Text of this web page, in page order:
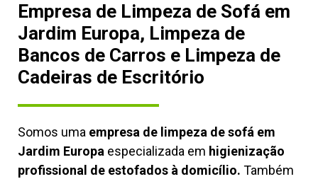
Empresa de Limpeza de Sofá em
Jardim Europa, Limpeza de
Bancos de Carros e Limpeza de
Cadeiras de Escritório
Somos uma empresa de limpeza de sofá em
Jardim Europa especializada em higienização
profissional de estofados à domicílio. Também